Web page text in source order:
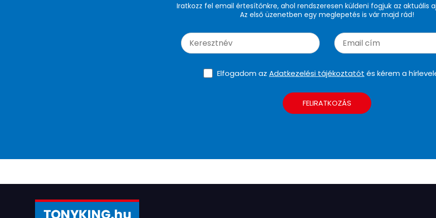
Iratkozz fel email értesítőnkre, ahol rendszeresen küldeni fogjuk az aktuális
Az első üzenetben egy meglepetés is vár majd rád!
Elfogadom az Adatkezelési tájékoztatót és kérem a
FELIRATKOZÁS